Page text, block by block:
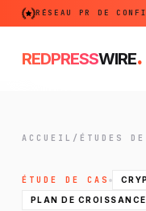
RÉSEAU PR DE
REDPRESSWIRE.
ACCUEIL / ÉTUDES
ÉTUDE DE CAS
PLAN DE CROISSANCE